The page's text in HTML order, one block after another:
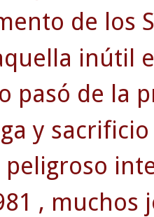
de los
inútil
pasó de la
y
peligroso
, muchos